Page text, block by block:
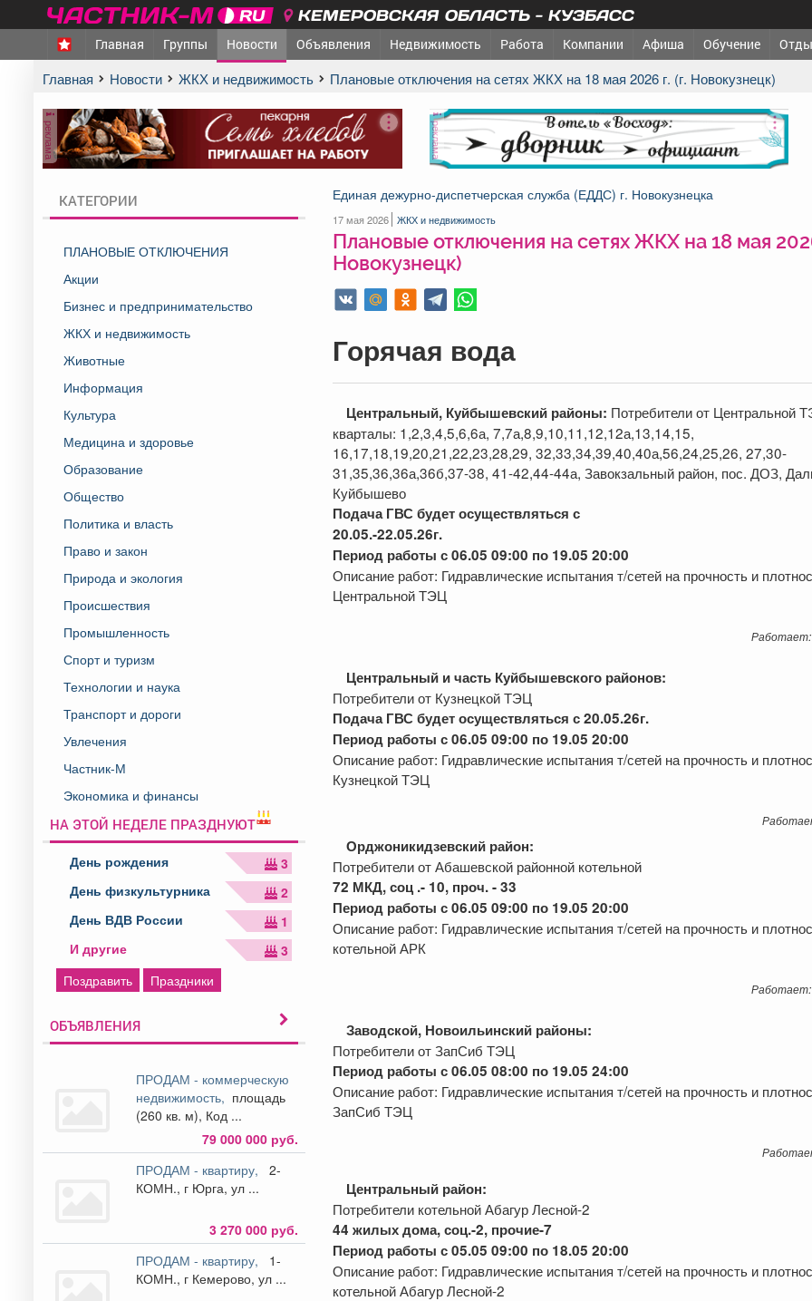
КЕМЕРОВСКАЯ ОБЛАСТЬ - КУЗБАСС
Главная Группы Новости Объявления Недвижимость Работа Компании Афиша Обучение
Главная Новости ЖКХ и недвижимость Плановые отключения на сетях ЖКХ на 18 мая 2026 г. (г. Новокузнецк)
реклама реклама
КАТЕГОРИИ
ПЛАНОВЫЕ ОТКЛЮЧЕНИЯ
Акции
Бизнес и предпринимательство
ЖКХ и недвижимость
Животные
Информация
Культура
Медицина и здоровье
Образование
Общество
Политика и власть
Право и закон
Природа и экология
Происшествия
Промышленность
Спорт и туризм
Технологии и наука
Транспорт и дороги
Увлечения
Частник-М
Экономика и финансы
НА ЭТОЙ НЕДЕЛЕ ПРАЗДНУЮТ
День рождения
3
День физкультурника
2
День ВДВ России
1
И другие
3
Поздравить
Праздники
ОБЪЯВЛЕНИЯ
ПРОДАМ - коммерческую
недвижимость, площадь
(260 кв. м), Код ...
79 000 000 руб.
ПРОДАМ - квартиру,
2-
КОМН., г Юрга, ул ...
3 270 000 руб.
ПРОДАМ - квартиру,
1-
КОМН., г Кемерово, ул ...
Единая дежурно-диспетчерская служба (ЕДДС) г. Новокузнецка
17 мая 2026 ЖКХ и недвижимость
Плановые отключения на сетях ЖКХ на 18 мая
Новокузнецк)
Горячая вода
Центральный, Куйбышевский районы: Потребители от Центральной
кварталы: 1,2,3,4,5,6,6а, 7,7а,8,9,10,11,12,12а,13,14,15,
16,17,18,19,20,21,22,23,28,29, 32,33,34,39,40,40а,56,24,25,26, 27,30-
31,35,36,36а,36б,37-38, 41-42,44-44а, Завокзальный район, пос. ДОЗ,
Куйбышево
Подача ГВС будет осуществляться с
20.05.-22.05.26г.
Период работы с 06.05 09:00 по 19.05 20:00
Описание работ: Гидравлические испытания т/сетей на прочность и
Центральной ТЭЦ
Центральныйи часть Куйбышевскогорайонов:
Потребители от Кузнецкой ТЭЦ
Подача ГВС будет осуществляться с 20.05.26г.
Период работы с 06.05 09:00 по 19.05 20:00
Описание работ: Гидравлические испытания т/сетей на прочность и
Кузнецкой ТЭЦ
Орджоникидзевский район:
Потребители от Абашевской районной котельной
72 МКД,соц .- 10, проч. - 33
Период работы с 06.05 09:00 по 19.05 20:00
Описание работ: Гидравлические испытания т/сетей на прочность и
котельной АРК
Заводской, Новоильинский районы:
Потребители от ЗапСиб ТЭЦ
Период работы с 06.05 08:00 по 19.05 24:00
Описание работ: Гидравлические испытания т/сетей на прочность и
ЗапСиб ТЭЦ
Центральный район:
Потребители котельной Абагур Лесной-2
44 жилыхдома, соц.-2, прочие-7
Период работы с 05.05 09:00 по 18.05 20:00
Описание работ: Гидравлические испытания т/сетей на прочность и
котельной Абагур Лесной-2